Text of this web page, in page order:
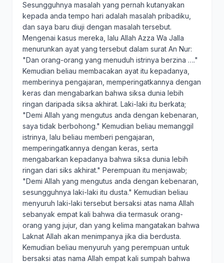
Sesungguhnya masalah yang pernah kutanyakan
kepada anda tempo hari adalah masalah pribadiku,
dan saya baru diuji dengan masalah tersebut.
Mengenai kasus mereka, lalu Allah Azza Wa Jalla
menurunkan ayat yang tersebut dalam surat An Nur:
"Dan orang-orang yang menuduh istrinya berzina …."
Kemudian beliau membacakan ayat itu kepadanya,
memberinya pengajaran, memperingatkannya dengan
keras dan mengabarkan bahwa siksa dunia lebih
ringan daripada siksa akhirat. Laki-laki itu berkata;
"Demi Allah yang mengutus anda dengan kebenaran,
saya tidak berbohong." Kemudian beliau memanggil
istrinya, lalu beliau memberi pengajaran,
memperingatkannya dengan keras, serta
mengabarkan kepadanya bahwa siksa dunia lebih
ringan dari siks akhirat." Perempuan itu menjawab;
"Demi Allah yang mengutus anda dengan kebenaran,
sesungguhnya laki-laki itu dusta." Kemudian beliau
menyuruh laki-laki tersebut bersaksi atas nama Allah
sebanyak empat kali bahwa dia termasuk orang-
orang yang jujur, dan yang kelima mangatakan bahwa
Laknat Allah akan menimpanya jika dia berdusta.
Kemudian beliau menyuruh yang perempuan untuk
bersaksi atas nama Allah empat kali sumpah bahwa